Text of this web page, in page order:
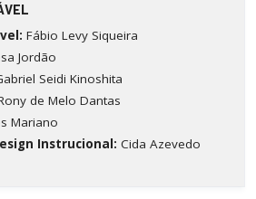
Fábio Levy Siqueira
Jordão
Seidi Kinoshita
de Melo Dantas
Mariano
Instrucional: Cida Azevedo